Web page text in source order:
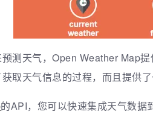
测天气，Open Weather Map
取天气信息的过程，而且提供
的API，您可以快速集成天气数据